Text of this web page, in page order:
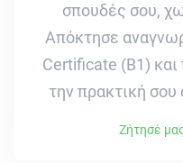
σπουδές σου,
Απόκτησε
Certificate (B1)
την πρακτική σου
Ζήτησέ